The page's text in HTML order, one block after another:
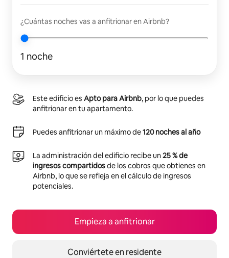
¿Cuántas noches vas a anfitrionar en Airbnb?
1 noche
Este edificio es Apto para Airbnb, por lo que puedes
anfitrionar en tu apartamento.
Puedes anfitrionar un máximo de120 noches al año
La administración del edificio recibe un25 % de
ingresos compartidosde los cobros que obtienes en
Airbnb, lo que se refleja en el cálculo de ingresos
potenciales.
Empieza a anfitrionar
Conviértete en residente